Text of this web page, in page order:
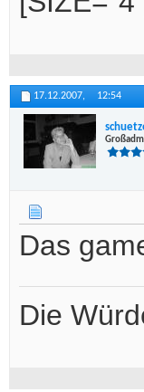
17.12.2007, 12:54
Das
Die